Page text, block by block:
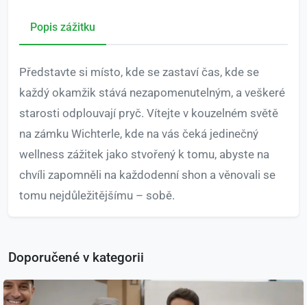
Popis zážitku
Představte si místo, kde se zastaví čas, kde se
každý okamžik stává nezapomenutelným, a veškeré
starosti odplouvají pryč. Vítejte v kouzelném světě
na zámku Wichterle, kde na vás čeká jedinečný
wellness zážitek jako stvořený k tomu, abyste na
chvíli zapomněli na každodenní shon a věnovali se
tomu nejdůležitějšímu – sobě.
Doporučené v kategorii